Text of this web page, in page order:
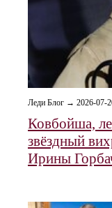
Леди Блог → 2026-07-
Ковбойша,
звёздный
Ирины